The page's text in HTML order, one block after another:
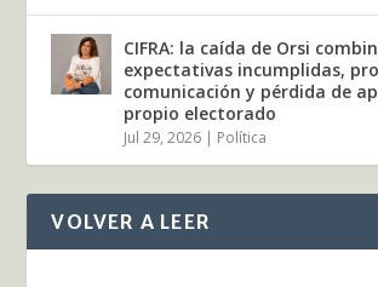
CIFRA: la caída de Orsi
expectativas incumplidas,
comunicación y pérdida de
propio electorado
Jul 29, 2026 | Política
VOLVER A LEER